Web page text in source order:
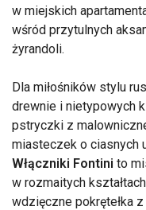
w miejskich
wśród przytulnych
żyrandoli.
Dla miłośników stylu
drewnie i nietypowych
pstryczki z
miasteczek o ciasnych
Włączniki Fontini to
w rozmaitych
wdzięczne pokrętełka